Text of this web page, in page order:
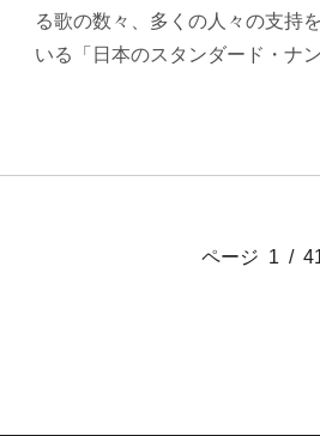
る歌の数々、多くの人々の支持
いる「日本のスタンダード・ナ
ページ 1 /